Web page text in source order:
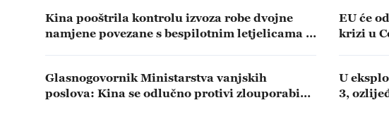
Kina pooštrila kontrolu izvoza robe dvojne
namjene povezane s bespilotnim letjelicama u
Glasnogovornik Ministarstva vanjskih
poslova: Kina se odlučno protivi zlouporabi
EU će
krizi u
U
3,